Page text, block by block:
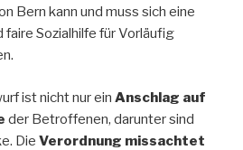
Bern kann und muss sich eine
Sozialhilfe für Vorläufig
ist nicht nur ein Anschlag auf
der Betroffenen, darunter sind
Die Verordnung missachtet